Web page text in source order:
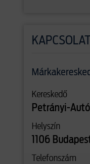
KAPCSOLAT
Kereskedő
Petrányi-
Helyszín
1106
Telefonszám